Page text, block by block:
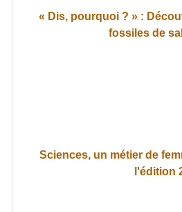
« Dis, pourquoi ? » :
fossiles de
Sciences, un métier de
l'édition